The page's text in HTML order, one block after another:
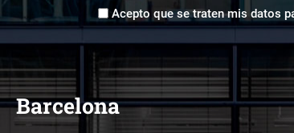
*
Aceptación
tratamiento
de
*
Acepto que se traten mis datos
Barcelona